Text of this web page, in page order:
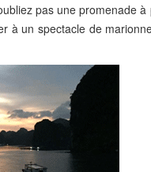
pas une promenade
à un spectacle de